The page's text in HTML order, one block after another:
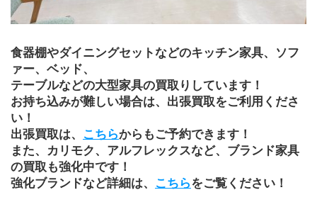
食器棚やダイニングセットなどのキッチン家具、ソフ
ァー、ベッド、
テーブルなどの大型家具の買取りしています！
お持ち込みが難しい場合は、出張買取をご利用くださ
い！
出張買取は、
こちらからもご予約できます！
また、カリモク、アルフレックスなど、ブランド家具
の買取も強化中です！
強化ブランドなど詳細は、
こちらをご覧ください！